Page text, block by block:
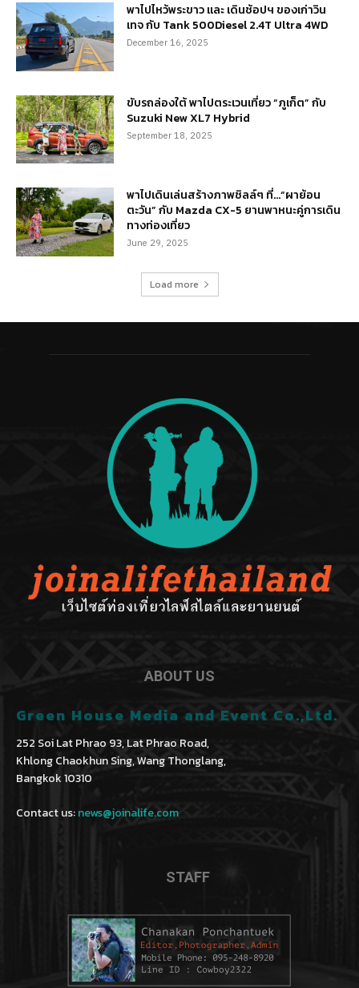
พาไปไหว้พระขาว และ เดินช้อปฯ ของเก่าวิน
เทจ กับ Tank 500Diesel 2.4T Ultra 4WD
December 16, 2025
ขับรถล่องใต้ พาไปตระเวนเที่ยว “ภูเก็ต” กับ
Suzuki New XL7 Hybrid
September 18, 2025
พาไปเดินเล่นสร้างภาพชิลล์ๆ ที่…“ผาย้อน
ตะวัน” กับ Mazda CX-5 ยานพาหนะคู่การเดิน
ทางท่องเที่ยว
June 29, 2025
Load more
ABOUT US
Green House Media and Event Co.,Ltd.
252 Soi Lat Phrao 93, Lat Phrao Road,
Khlong Chaokhun Sing, Wang Thonglang,
Bangkok 10310
Contact us:news@joinalife.com
STAFF